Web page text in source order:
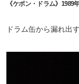
《ケポン・ドラム》1989
ドラム缶から漏れ出